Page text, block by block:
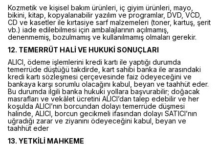
Kozmetik ve kişisel bakım ürünleri, iç giyim ürünleri, mayo,
bikini, kitap, kopyalanabilir yazılım ve programlar, DVD, VCD,
CD ve kasetler ile kırtasiye sarf malzemeleri (toner, kartuş, şerit
vb.) iade edilebilmesi için ambalajlarının açılmamış,
denenmemiş, bozulmamış ve kullanılmamış olmaları gerekir.
12. TEMERRÜT HALİ VE HUKUKİ SONUÇLARI
ALICI, ödeme işlemlerini kredi kartı ile yaptığı durumda
temerrüde düştüğü takdirde, kart sahibi banka ile arasındaki
kredi kartı sözleşmesi çerçevesinde faiz ödeyeceğini ve
bankaya karşı sorumlu olacağını kabul, beyan ve taahhüt eder.
Bu durumda ilgili banka hukuki yollara başvurabilir; doğacak
masrafları ve vekâlet ücretini ALICI’dan talep edebilir ve her
koşulda ALICI’nın borcundan dolayı temerrüde düşmesi
halinde, ALICI, borcun gecikmeli ifasından dolayı SATICI’nın
uğradığı zarar ve ziyanını ödeyeceğini kabul, beyan ve
taahhüt eder
13. YETKİLİ MAHKEME